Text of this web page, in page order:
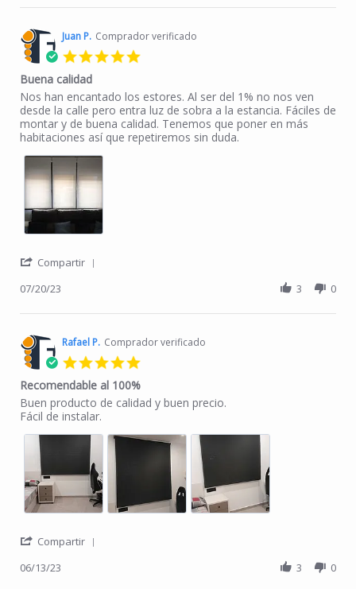
Juan P. Comprador verificado
Buena calidad
Review by Juan P. on 20 Jul 2023
review stating Buena calidad
Nos han encantado los estores. Al ser del 1% no nos ven
desde la calle pero entra luz de sobra a la estancia. Fáciles de
montar y de buena calidad. Tenemos que poner en más
habitaciones así que repetiremos sin duda.
Compartir
07/20/23 3 0
Rafael P. Comprador verificado
Recomendable al 100%
Review by Rafael P. on 13 Jun 2023
review stating Recomendable al 100%
Buen producto de calidad y buen precio.
Fácil de instalar.
Compartir
06/13/23 3 0